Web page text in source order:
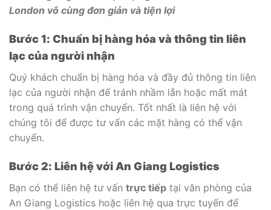
London vô cùng đơn giản và tiện lợi
Bước 1: Chuẩn bị hàng hóa và thông tin liên
lạc của người nhận
Quý khách chuẩn bị hàng hóa và đầy đủ thông tin liên
lạc của người nhận để tránh nhầm lẫn hoặc mất mát
trong quá trình vận chuyển. Tốt nhất là liên hệ với
chúng tôi để được tư vấn các mặt hàng có thể vận
chuyển.
Bước 2: Liên hệ với An Giang Logistics
Bạn có thể liên hệ tư vấn trực tiếp tại văn phòng của
An Giang Logistics hoặc liên hệ qua trực tuyến để